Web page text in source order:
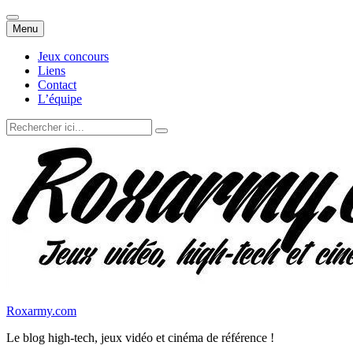
Menu Aller
au
contenu
Jeux concours
Liens
Contact
L’équipe
Recherche
pour
Roxarmy.com
Le blog high-tech, jeux vidéo et cinéma de référence !